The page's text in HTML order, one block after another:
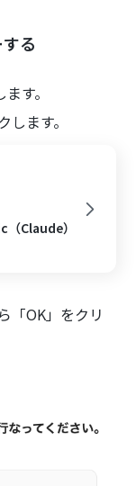
る
す。
ます。
Claude）
「OK」をクリ